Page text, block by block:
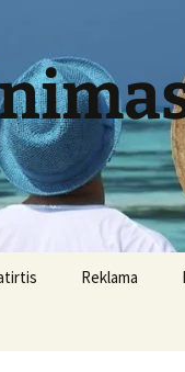
Reklama